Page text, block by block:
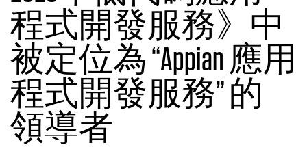
程式開發服務》中
被定位為 “Appian 應用
程式開發服務” 的
領導者